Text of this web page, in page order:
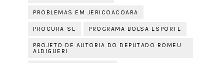
PROBLEMAS EM JERICOACOARA
PROCURA-SE PROGRAMA BOLSA ESPORTE
PROJETO DE AUTORIA DO DEPUTADO ROMEU
ALDIGUERI